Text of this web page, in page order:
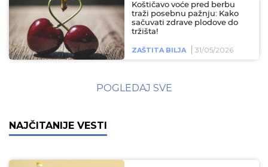
Koštičavo voće pred berbu
traži posebnu pažnju: Kako
sačuvati zdrave plodove do
tržišta!
ZAŠTITA BILJA 31/05/2026
POGLEDAJ SVE
NAJČITANIJE VESTI